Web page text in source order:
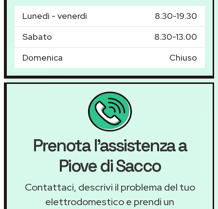
Lunedì - venerdì
8.30-19.30
Sabato
8.30-13.00
Domenica
Chiuso
Prenota l'assistenza a
Piove di Sacco
Contattaci, descrivi il problema del tuo
elettrodomestico e prendi un